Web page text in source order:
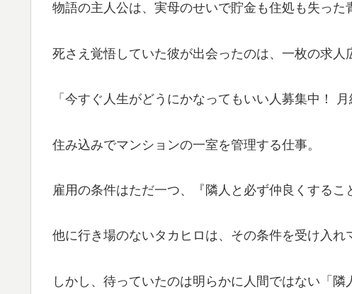
物語の主人公は、実母のせいで貯金も住処も失った
死さえ覚悟していた彼が出会ったのは、一枚の求人
「今すぐ人生がどうにかなってもいい人募集中！
住み込みでマンションの一室を管理する仕事。
雇用の条件はただ一つ、『隣人と必ず仲良くするこ
他に行き場のないタカヒロは、その条件を受け入れ
しかし、待っていたのは明らかに人間ではない「隣